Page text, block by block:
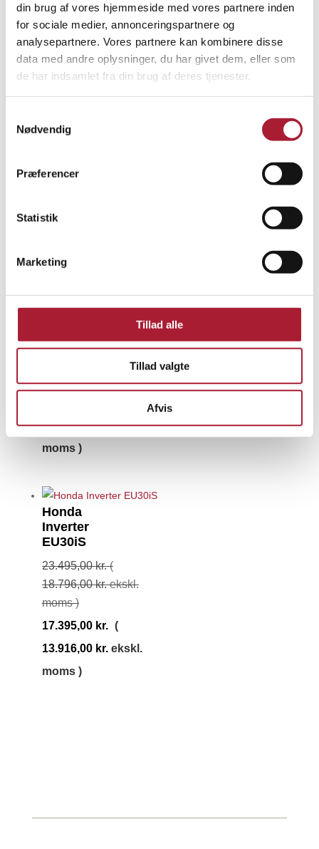
din brug af vores hjemmeside med vores partnere inden
for sociale medier, annonceringspartnere og
analysepartnere. Vores partnere kan kombinere disse
data med andre oplysninger, du har givet dem, eller som
de har indsamlet fra din brug af deres tjenester.
Nødvendig
Præferencer
Statistik
Marketing
Tillad alle
Tillad valgte
Afvis
mere power? To EU10i-enheder kan parallelkobles for at
fordoble effekten – ideelt for større behov. Med Honda
EU10i får du pålidelighed, lav vægt og imponerende
ydelse i én kompakt pakke – perfekt til både fritid og
Du kunne også være interesseret i…
Tilbud! Benzin
Inverter
15.495,00kr. (
ekskl.
moms )
8.716,00kr.ekskl.
moms )
Tilbud! Benzin
Honda
Inverter
EU30iS
23.495,00kr. (
18.796,00kr.ekskl.
moms )
17.395,00 kr. (
13.916,00 kr.ekskl.
moms )